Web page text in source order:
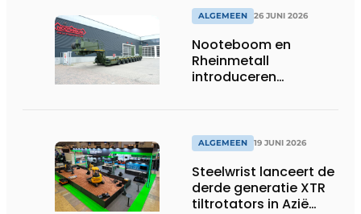
ALGEMEEN 26 JUNI 2026
Nooteboom en
Rheinmetall
introduceren
ALGEMEEN 19 JUNI 2026
Steelwrist lanceert de
derde generatie XTR
tiltrotators in Azië